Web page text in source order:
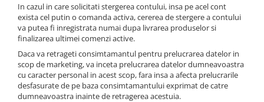
In cazul in care solicitati stergerea contului, insa pe acel cont
exista cel putin o comanda activa, cererea de stergere a contului
va putea fi inregistrata numai dupa livrarea produselor si
finalizarea ultimei comenzi active.
Daca va retrageti consimtamantul pentru prelucrarea datelor in
scop de marketing, va inceta prelucrarea datelor dumneavoastra
cu caracter personal in acest scop, fara insa a afecta prelucrarile
desfasurate de pe baza consimtamantului exprimat de catre
dumneavoastra inainte de retragerea acestuia.